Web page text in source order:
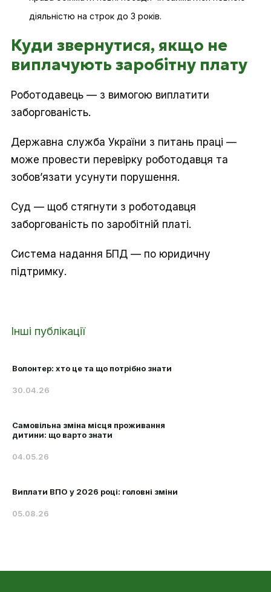
діяльністю на строк до 3 років.
Куди звернутися, якщо не
виплачують заробітну плату
Роботодавець — з вимогою виплатити
заборгованість.
Державна служба України з питань праці —
може провести перевірку роботодавця та
зобов’язати усунути порушення.
Суд — щоб стягнути з роботодавця
заборгованість по заробітній платі.
Система надання БПД — по юридичну
підтримку.
Інші публікації
Волонтер: хто це та що потрібно знати
30.04.26
Самовільна зміна місця проживання
дитини: що варто знати
04.05.26
Виплати ВПО у 2026 році: головні зміни
05.08.26